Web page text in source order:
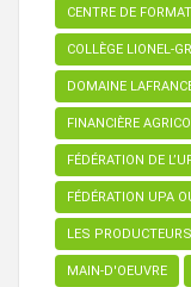
CENTRE DE
COLLÈGE LIONEL-
DOMAINE
FINANCIÈRE
FÉDÉRATION DE
FÉDÉRATION UPA
LES
MAIN-D'OEUVRE